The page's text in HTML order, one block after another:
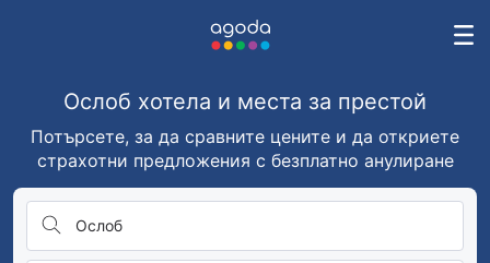
Ослоб хотела и места за престой
Потърсете, за да сравните цените и да откриете
страхотни предложения с безплатно анулиране
Ослоб